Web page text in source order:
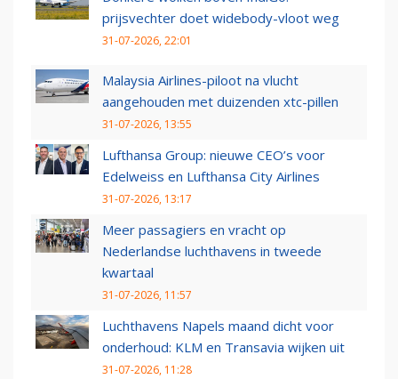
prijsvechter doet widebody-vloot weg
31-07-2026, 22:01
Malaysia Airlines-piloot na vlucht
aangehouden met duizenden xtc-pillen
31-07-2026, 13:55
Lufthansa Group: nieuwe CEO’s voor
Edelweiss en Lufthansa City Airlines
31-07-2026, 13:17
Meer passagiers en vracht op
Nederlandse luchthavens in tweede
kwartaal
31-07-2026, 11:57
Luchthavens Napels maand dicht voor
onderhoud: KLM en Transavia wijken uit
31-07-2026, 11:28